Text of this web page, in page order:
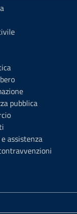
pubblica
assistenza